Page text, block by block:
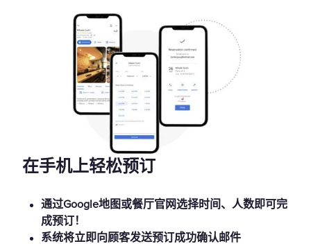
在手机上轻松预订
通过Google地图或餐厅官网选择时间、人数即可完
成预订！
系统将立即向顾客发送预订成功确认邮件